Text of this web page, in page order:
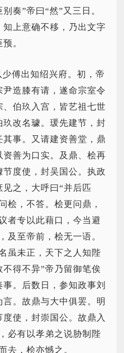
奏”帝曰“然”又三日。
上意确不移，乃出文字
。
傅出知绍兴府。初，帝
造膝有请，遂命宗室令
伯玖入宫，皆艺祖七世
改名璩。瑗先建节，封
事。又请建资善堂，鼎
善为口实。及鼎、桧再
度使，封吴国公。执政
之，大呼曰“并后匹
桧，不答。桧更问鼎，
者专以此藉口，今当避
及至帝前，桧无一语。
虽未正，天下之人知陛
得不异”帝乃留御笔俟
。后数日，参知政事刘
。故鼎与大中俱罢。明
使，封崇国公。故鼎入
必有以孝弟之说胁制陛
去，桧亦憾之。